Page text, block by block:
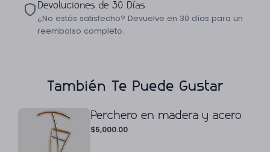
Devoluciones de 30 Días
¿No estás satisfecho? Devuelve en 30 días para un
reembolso completo.
También Te Puede Gustar
Perchero en madera y acero
$5,000.00